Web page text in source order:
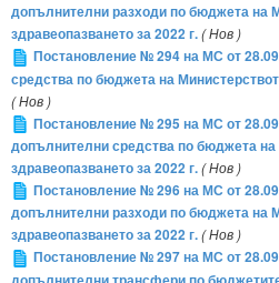
допълнителни разходи по бюджета на
здравеопазването за 2022 г.( Нов )
Постановление № 294 на МС от
средства по бюджета на
( Нов )
Постановление № 295 на МС от
допълнителни средства по бюджета на
здравеопазването за 2022 г.( Нов )
Постановление № 296 на МС от
допълнителни разходи по бюджета на
здравеопазването за 2022 г.( Нов )
Постановление № 297 на МС от